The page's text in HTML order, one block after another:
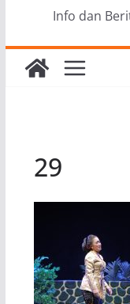
Info dan
29